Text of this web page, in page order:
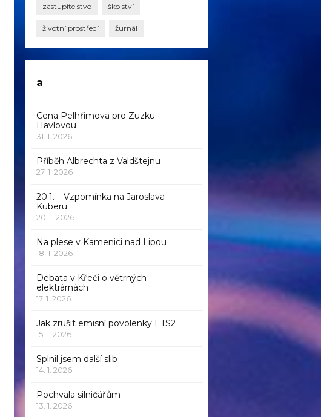
zastupitelstvo školství
životní prostředí žurnál
a
Cena Pelhřimova pro Zuzku
Havlovou
31. 1. 2026
Příběh Albrechta z Valdštejnu
27. 1. 2026
20.1. – Vzpomínka na Jaroslava
Kuberu
20. 1. 2026
Na plese v Kamenici nad Lipou
18. 1. 2026
Debata v Křeči o větrných
elektrárnách
17. 1. 2026
Jak zrušit emisní povolenky ETS2
15. 1. 2026
Splnil jsem další slib
14. 1. 2026
Pochvala silničářům
13. 1. 2026